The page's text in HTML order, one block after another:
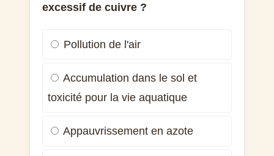
excessif de cuivre ?
Pollution de l'air
Accumulation dans le sol et
toxicité pour la vie aquatique
Appauvrissement en azote